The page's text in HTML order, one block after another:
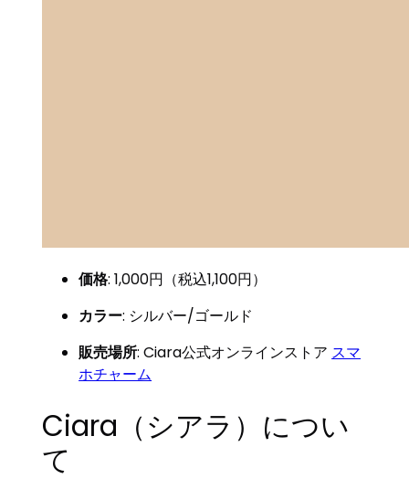
価格: 1,000円（税込1,100円）
カラー: シルバー/ゴールド
販売場所: Ciara公式オンラインストア スマ
ホチャーム
Ciara（シアラ）につい
て